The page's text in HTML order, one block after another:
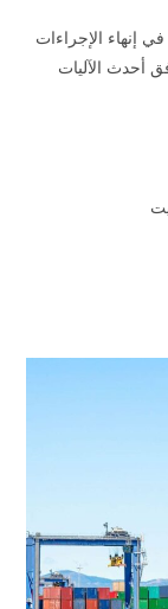
إنهاء الإجراءات
أحدث الآليات